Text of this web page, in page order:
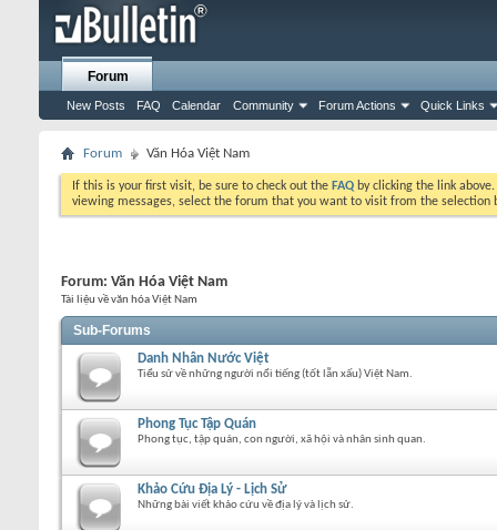
Forum
New Posts FAQ Calendar Community Forum Actions Quick Links
Forum Văn Hóa Việt Nam
If this is your first visit, be sure to check out the FAQ by clicking the link
viewing messages, select the forum that you want to visit from the selection
Forum: Văn Hóa Việt Nam
Tài liệu về văn hóa Việt Nam
Sub-Forums
Danh Nhân Nước Việt
Tiểu sử về những người nổi tiếng (tốt lẫn xấu) Việt Nam.
Phong Tục Tập Quán
Phong tục, tập quán, con người, xã hội và nhân sinh quan.
Khảo Cứu Địa Lý - Lịch Sử
Những bài viết khảo cứu về địa lý và lịch sử.